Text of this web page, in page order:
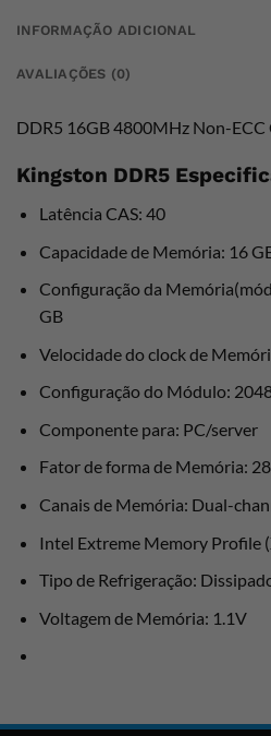
INFORMAÇÃO ADICIONAL
AVALIAÇÕES (0)
DDR5 16GB 4800MHz Non-
Kingston DDR5
Latência CAS: 40
Capacidade de Memória: 16
Configuração da
GB
Velocidade do clock de
Configuração do Módulo:
Componente para: PC/server
Fator de forma de Memória:
Canais de Memória: Dual-
Intel Extreme Memory Profile
Tipo de Refrigeração:
Voltagem de Memória: 1.1V